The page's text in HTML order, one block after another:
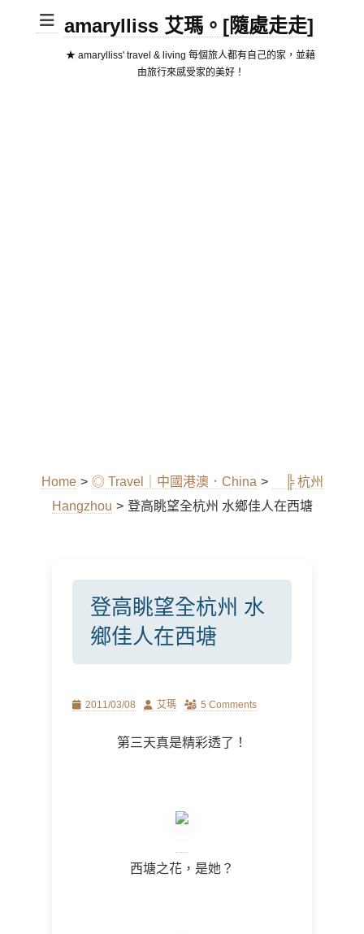
amarylliss 艾瑪。[隨處走走]
★ amarylliss' travel & living 每個旅人都有自己的家，並藉
由旅行來感受家的美好！
Home > ◎ Travel｜中國港澳．China >
╠ 杭州
Hangzhou > 登高眺望全杭州 水鄉佳人在西塘
登高眺望全杭州 水
鄉佳人在西塘
Posted2011/03/08 Author
艾瑪 5 Comments
第三天真是精彩透了！
西塘之花，是她？